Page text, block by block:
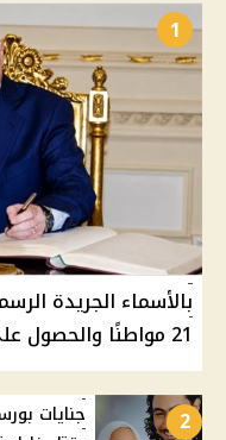
1
بالأسماء الجريدة
21 مواطنًا والحصول على الجنسية الأجنبية
2
جنايات